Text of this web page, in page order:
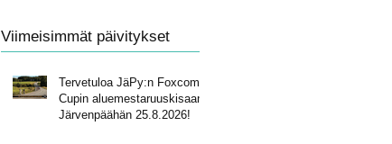
Viimeisimmät päivitykset
Tervetuloa JäPy:n Foxcomp
Cupin aluemestaruuskisaan
Järvenpäähän 25.8.2026!